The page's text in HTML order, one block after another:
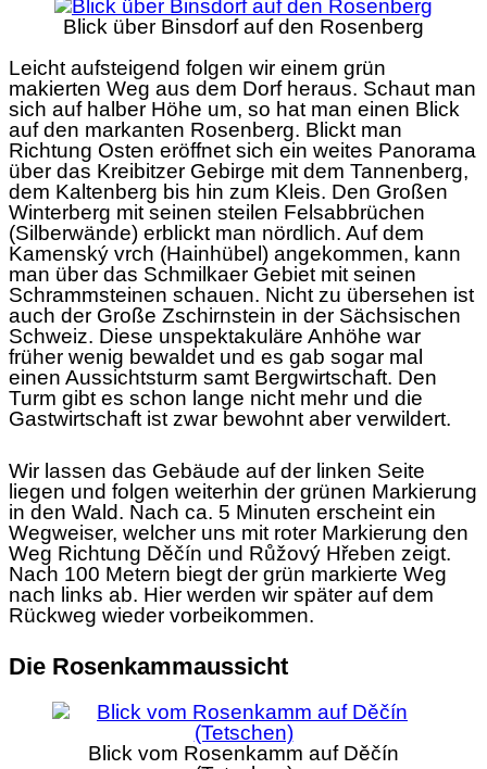
Blick über Binsdorf auf den Rosenberg
Leicht aufsteigend folgen wir einem grün
makierten Weg aus dem Dorf heraus. Schaut man
sich auf halber Höhe um, so hat man einen Blick
auf den markanten Rosenberg. Blickt man
Richtung Osten eröffnet sich ein weites Panorama
über das Kreibitzer Gebirge mit dem Tannenberg,
dem Kaltenberg bis hin zum Kleis. Den Großen
Winterberg mit seinen steilen Felsabbrüchen
(Silberwände) erblickt man nördlich. Auf dem
Kamenský vrch (Hainhübel) angekommen, kann
man über das Schmilkaer Gebiet mit seinen
Schrammsteinen schauen. Nicht zu übersehen ist
auch der Große Zschirnstein in der Sächsischen
Schweiz. Diese unspektakuläre Anhöhe war
früher wenig bewaldet und es gab sogar mal
einen Aussichtsturm samt Bergwirtschaft. Den
Turm gibt es schon lange nicht mehr und die
Gastwirtschaft ist zwar bewohnt aber verwildert.
Wir lassen das Gebäude auf der linken Seite
liegen und folgen weiterhin der grünen Markierung
in den Wald. Nach ca. 5 Minuten erscheint ein
Wegweiser, welcher uns mit roter Markierung den
Weg Richtung Děčín und Růžový Hřeben zeigt.
Nach 100 Metern biegt der grün markierte Weg
nach links ab. Hier werden wir später auf dem
Rückweg wieder vorbeikommen.
Die Rosenkammaussicht
Blick vom Rosenkamm auf Děčín